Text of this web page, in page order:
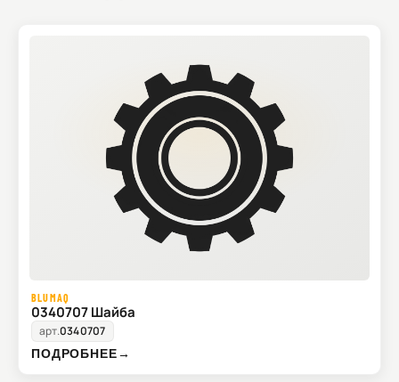
BLUMAQ
0340707 Шайба
арт.0340707
ПОДРОБНЕЕ→